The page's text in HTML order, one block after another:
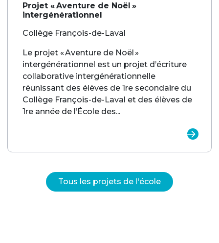
Projet « Aventure de Noël »
intergénérationnel
Collège François-de-Laval
Le projet « Aventure de Noël »
intergénérationnel est un projet d’écriture
collaborative intergénérationnelle
réunissant des élèves de 1re secondaire du
Collège François-de-Laval et des élèves de
1re année de l’École des...
Tous les projets de l'école